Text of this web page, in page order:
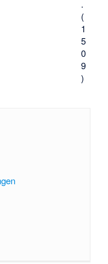
.
(
1
5
0
9
)